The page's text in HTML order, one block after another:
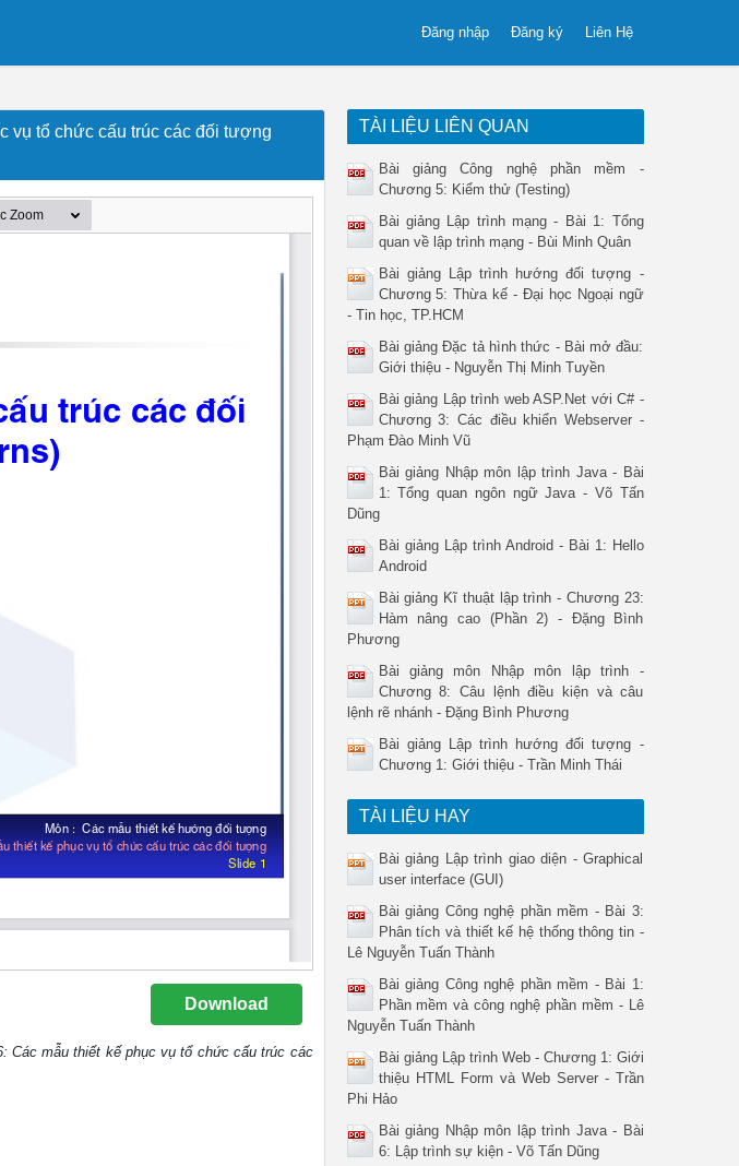
Liên Hệ
Đăng ký
Đăng nhập
vụ tổ chức cấu trúc các đối tượng
Download
Các mẫu thiết kế phục vụ tổ chức cấu trúc các
TÀI LIỆU LIÊN QUAN
Bài giảng Công nghệ phần mềm -
Chương 5: Kiểm thử (Testing)
Bài giảng Lập trình mạng - Bài 1: Tổng
quan về lập trình mạng - Bùi Minh Quân
Bài giảng Lập trình hướng đối tượng -
Chương 5: Thừa kế - Đại học Ngoại ngữ
- Tin học, TP.HCM
Bài giảng Đặc tả hình thức - Bài mở đầu:
Giới thiệu - Nguyễn Thị Minh Tuyền
Bài giảng Lập trình web ASP.Net với C# -
Chương 3: Các điều khiển Webserver -
Phạm Đào Minh Vũ
Bài giảng Nhập môn lập trình Java - Bài
1: Tổng quan ngôn ngữ Java - Võ Tấn
Dũng
Bài giảng Lập trình Android - Bài 1: Hello
Android
Bài giảng Kĩ thuật lập trình - Chương 23:
Hàm nâng cao (Phần 2) - Đặng Bình
Phương
Bài giảng môn Nhập môn lập trình -
Chương 8: Câu lệnh điều kiện và câu
lệnh rẽ nhánh - Đặng Bình Phương
Bài giảng Lập trình hướng đối tượng -
Chương 1: Giới thiệu - Trần Minh Thái
TÀI LIỆU HAY
Bài giảng Lập trình giao diện - Graphical
user interface (GUI)
Bài giảng Công nghệ phần mềm - Bài 3:
Phân tích và thiết kế hệ thống thông tin -
Lê Nguyễn Tuấn Thành
Bài giảng Công nghệ phần mềm - Bài 1:
Phần mềm và công nghệ phần mềm - Lê
Nguyễn Tuấn Thành
Bài giảng Lập trình Web - Chương 1: Giới
thiệu HTML Form và Web Server - Trần
Phi Hảo
Bài giảng Nhập môn lập trình Java - Bài
6: Lập trình sự kiện - Võ Tấn Dũng